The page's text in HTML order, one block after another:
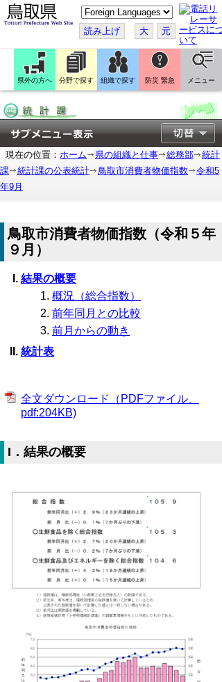
こ
の
ペ
ー
ジ
翻
訳
す
読み上げ 大 元
県外の方へ 分野で探す 組織で探す 防災 緊急 メニュー
現在の位置： ホーム 県の組織と仕事 総務部
統計
課
統計課の公表統計 鳥取市消費者物価指数
令和5
年9月
鳥取市消費者物価指数（令和５年
９月）
結果の概要
概況（総合指数）
前年同月との比較
前月からの動き
統計表
全文ダウンロード（PDFファイル、
pdf:204KB)
I．結果の概要